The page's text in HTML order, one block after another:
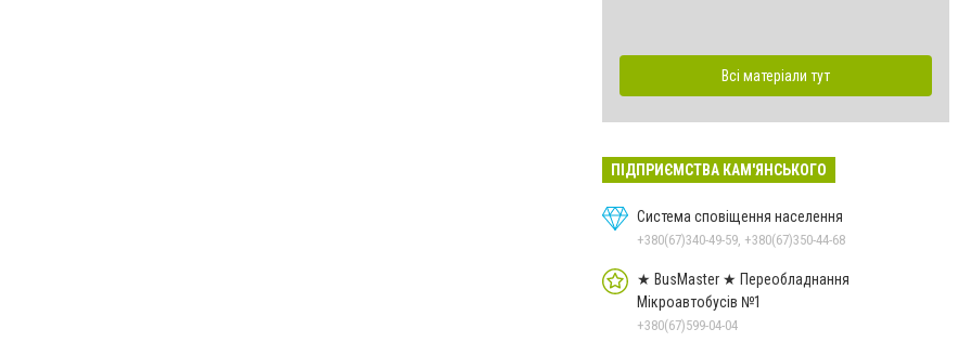
Всі матеріали тут
ПІДПРИЄМСТВА КАМ'ЯНСЬКОГО
Система сповіщення населення
+380(67)340-49-59, +380(67)350-44-68
★ BusMaster ★ Переобладнання
Мікроавтобусів №1
+380(67)599-04-04